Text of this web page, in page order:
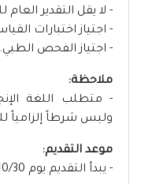
- لا يقل التقدير
- اجتياز اختبارات
- اجتياز الفحص الطبي.
ملاحظة:
- متطلب اللغة
وليس شرطاً إلزامياً
موعد التقديم:
- يبدأ التقديم يوم 2025/10/30 وينتهي يوم 2025/11/08.